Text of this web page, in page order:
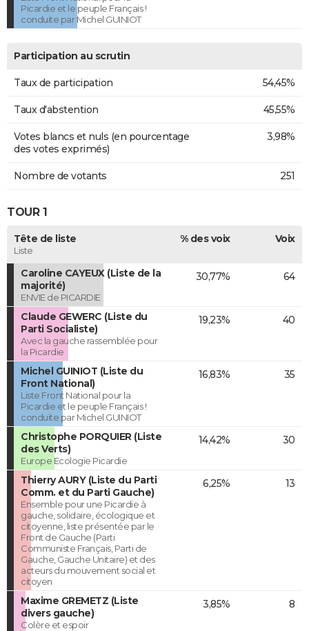
Picardie et le peuple Français !
conduite par Michel GUINIOT
Participation au scrutin
Taux de participation 54,45%
Taux d'abstention 45,55%
Votes blancs et nuls (en pourcentage
des votes exprimés)
3,98%
Nombre de votants 251
TOUR 1
Tête de liste
Liste
% des voix Voix
Caroline CAYEUX (Liste de la
majorité)
ENVIE de PICARDIE
30,77% 64
Claude GEWERC (Liste du
Parti Socialiste)
Avec la gauche rassemblée pour
la Picardie
19,23% 40
Michel GUINIOT (Liste du
Front National)
Liste Front National pour la
Picardie et le peuple Français !
conduite par Michel GUINIOT
16,83% 35
Christophe PORQUIER (Liste
des Verts)
Europe Ecologie Picardie
14,42% 30
Thierry AURY (Liste du Parti
Comm. et du Parti Gauche)
Ensemble pour une Picardie à
gauche, solidaire, écologique et
citoyenne, liste présentée par le
Front de Gauche (Parti
Communiste Français, Parti de
Gauche, Gauche Unitaire) et des
acteurs du mouvement social et
citoyen
6,25% 13
Maxime GREMETZ (Liste
divers gauche)
Colère et espoir
3,85% 8